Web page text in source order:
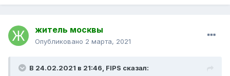
житель москвы
Опубликовано 2 марта, 2021
В 24.02.2021 в 21:46, FIPS сказал: